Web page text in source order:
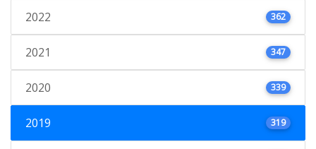
2022 362
2021 347
2020 339
2019 319